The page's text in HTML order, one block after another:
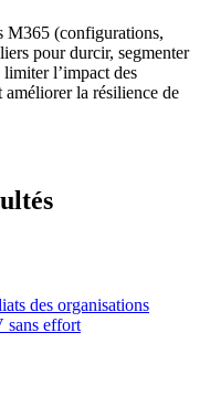
M365 (configurations,
pour durcir, segmenter
l’impact des
améliorer la résilience de
des organisations
effort